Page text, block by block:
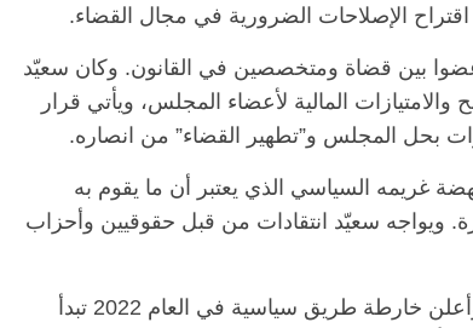
الإصلاحات الضرورية في مجال القضاء.
المجلس الذي أحدث في العام 2016 من 45 عضوا بين قضاة ومتخصصين في القانون. وكان سعيّد
حذف المنح والامتيازات المالية لأعضاء المجلس، ويأتي قرار
بحل المجلس و”تطهير القضاء” من انصاره.
غريمه السياسي الذي يعتبر أن ما يقوم به
الثورة. ويواجه سعيّد انتقادات من قبل حقوقيين وأحزاب
كان الرئيس التونسي علّق العمل بأجزاء من الدستور وأعلن خارطة طريق سياسية في العام 2022 تبدأ
الرئيسية مصر ناس وناس
مقعد شاغر على مائدة الإفطار.. يحيى
الخصخصة الذي دافع عن المال العام
(بروفايل)